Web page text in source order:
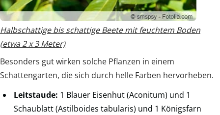
Halbschattige bis schattige Beete mit feuchtem Boden
(etwa 2 x 3 Meter)
Besonders gut wirken solche Pflanzen in einem
Schattengarten, die sich durch helle Farben hervorheben.
Leitstaude: 1 Blauer Eisenhut (Aconitum) und 1
Schaublatt (Astilboides tabularis) und 1 Königsfarn